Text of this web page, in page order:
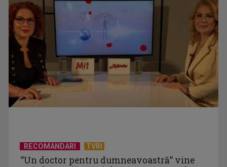
"Robin Hood"-ul serialelor coreene: "Iljimae, hoţul fantomă",
la TVR 1
RECOMANDARI TVRI
”Un doctor pentru dumneavoastră” vine